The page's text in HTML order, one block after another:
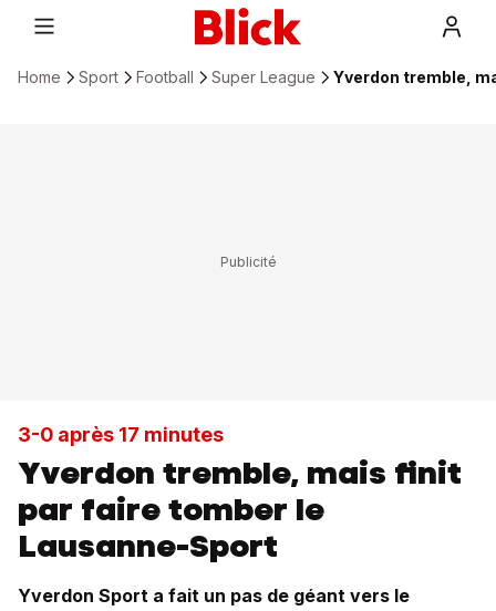
Home Sport Football Super League Yverdon tremble,
3-0 après 17 minutes
Yverdon tremble, mais finit
par faire tomber le
Lausanne-Sport
Yverdon Sport a fait un pas de géant vers le